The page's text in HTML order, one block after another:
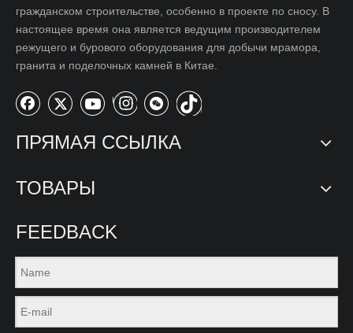
гражданском строительстве, особенно в проекте по сносу. В
настоящее время она является ведущим производителем
режущего и бурового оборудования для добычи мрамора,
гранита и поделочных камней в Китае.
ПРЯМАЯ ССЫЛКА
ТОВАРЫ
FEEDBACK